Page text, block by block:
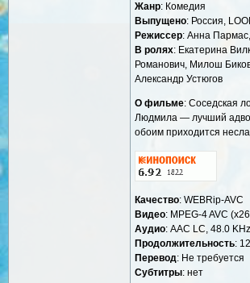
Жанр: Комедия
Выпущено: Россия,
Режиссер: Анна
В ролях: Екатерина
Романович, Милош
Александр Устюгов
О фильме: Соседская
Людмила — лучший
обоим приходится
Качество: WEBRip-AVC
Видео: MPEG-4 AVC
Аудио: AAC LC, 48.0
Продолжительность:
Перевод: Не требуется
Cубтитры: нет